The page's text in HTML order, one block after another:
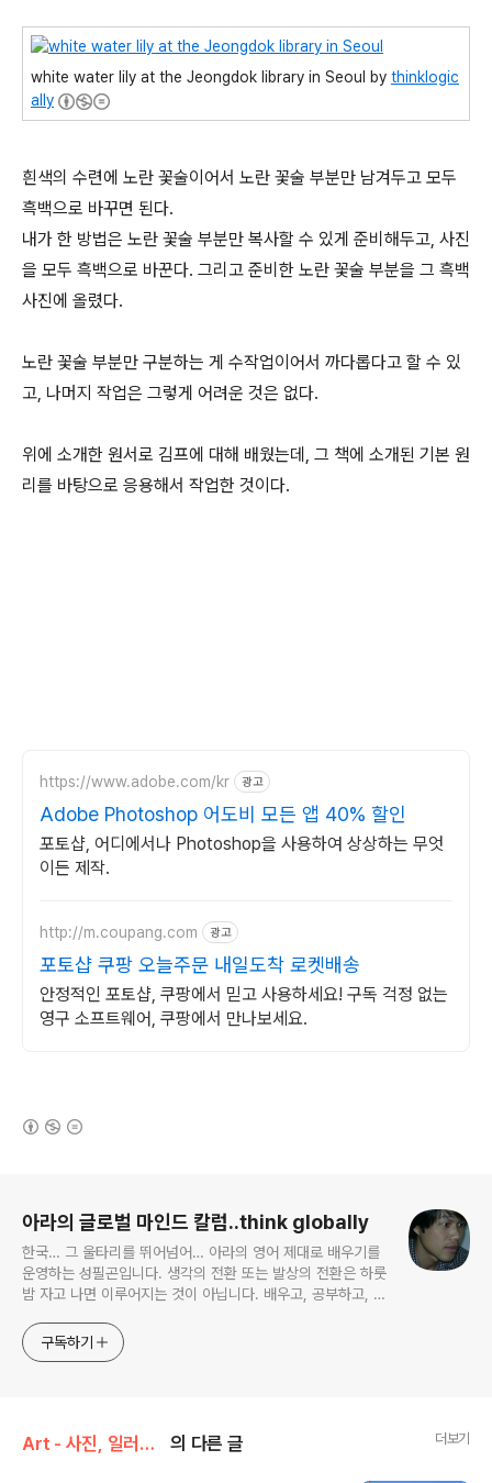
white water lily at the Jeongdok library in Seoul by thinklogic
ally
흰색의 수련에 노란 꽃술이어서 노란 꽃술 부분만 남겨두고 모두
흑백으로 바꾸면 된다.
내가 한 방법은 노란 꽃술 부분만 복사할 수 있게 준비해두고, 사진
을 모두 흑백으로 바꾼다. 그리고 준비한 노란 꽃술 부분을 그 흑백
사진에 올렸다.
노란 꽃술 부분만 구분하는 게 수작업이어서 까다롭다고 할 수 있
고, 나머지 작업은 그렇게 어려운 것은 없다.
위에 소개한 원서로 김프에 대해 배웠는데, 그 책에 소개된 기본 원
리를 바탕으로 응용해서 작업한 것이다.
https://www.adobe.com/kr 광고
Adobe Photoshop 어도비 모든 앱 40% 할인
포토샵, 어디에서나 Photoshop을 사용하여 상상하는 무엇
이든 제작.
http://m.coupang.com 광고
포토샵 쿠팡 오늘주문 내일도착 로켓배송
안정적인 포토샵, 쿠팡에서 믿고 사용하세요! 구독 걱정 없는
영구 소프트웨어, 쿠팡에서 만나보세요.
아라의 글로벌 마인드 칼럼..think globally
한국… 그 울타리를 뛰어넘어… 아라의 영어 제대로 배우기를
운영하는 성필곤입니다. 생각의 전환 또는 발상의 전환은 하룻
밤 자고 나면 이루어지는 것이 아닙니다. 배우고, 공부하고, 연
구독하기
Art - 사진, 일러스트레이션 등 의 다른 글 더보기